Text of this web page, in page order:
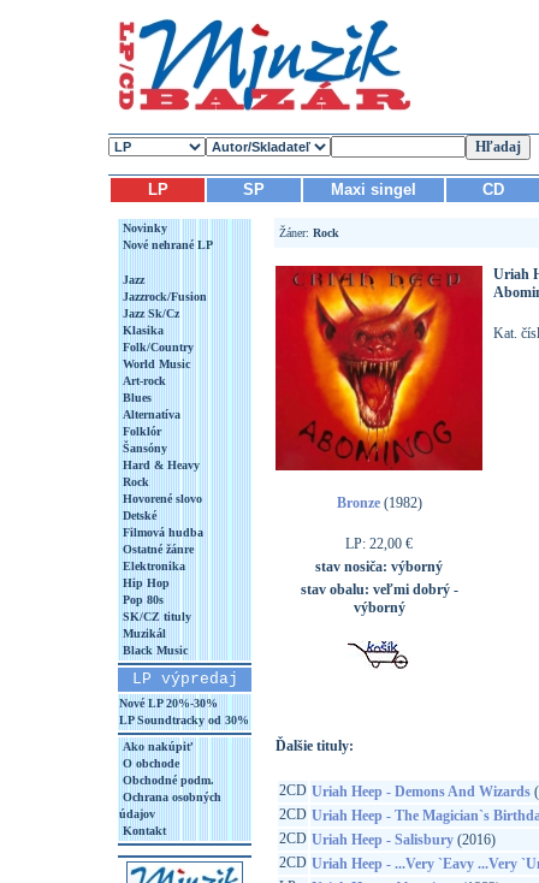
LP SP Maxi singel CD
Novinky
Nové nehrané LP
Jazz
Jazzrock/Fusion
Jazz Sk/Cz
Klasika
Folk/Country
World Music
Art-rock
Blues
Alternatíva
Folklór
Šansóny
Hard & Heavy
Rock
Hovorené slovo
Detské
Filmová hudba
Ostatné žánre
Elektronika
Hip Hop
Pop 80s
SK/CZ tituly
Muzikál
Black Music
LP výpredaj
Nové LP 20%-30%
LP Soundtracky od 30%
Ako nakúpiť
O obchode
Obchodné podm.
Ochrana osobných
údajov
Kontakt
Žáner: Rock
Bronze(1982)
LP: 22,00 €
stav nosiča: výborný
stav obalu: veľmi dobrý -
výborný
Uriah
Kat.
Ďalšie tituly:
2CD Uriah Heep - Demons And Wizards
2CD Uriah Heep - The Magician`s
2CD Uriah Heep - Salisbury(2016)
2CD Uriah Heep - ...Very `Eavy ...Very